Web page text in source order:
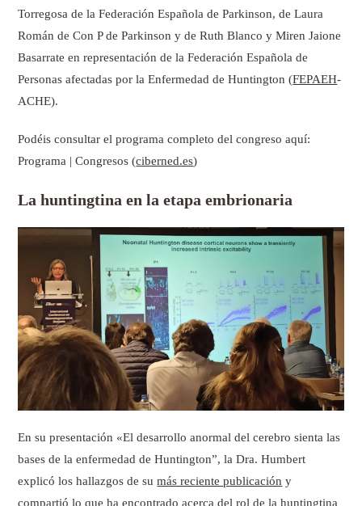
Torregosa de la Federación Española de Parkinson, de Laura
Román de Con P de Parkinson y de Ruth Blanco y Miren Jaione
Basarrate en representación de la Federación Española de
Personas afectadas por la Enfermedad de Huntington (FEPAEH-
ACHE).
Podéis consultar el programa completo del congreso aquí:
Programa | Congresos (ciberned.es)
La huntingtina en la etapa embrionaria
En su presentación «El desarrollo anormal del cerebro sienta las
bases de la enfermedad de Huntington”, la Dra. Humbert
explicó los hallazgos de sumás reciente publicación y
compartió lo que ha encontrado acerca del rol de la huntingtina